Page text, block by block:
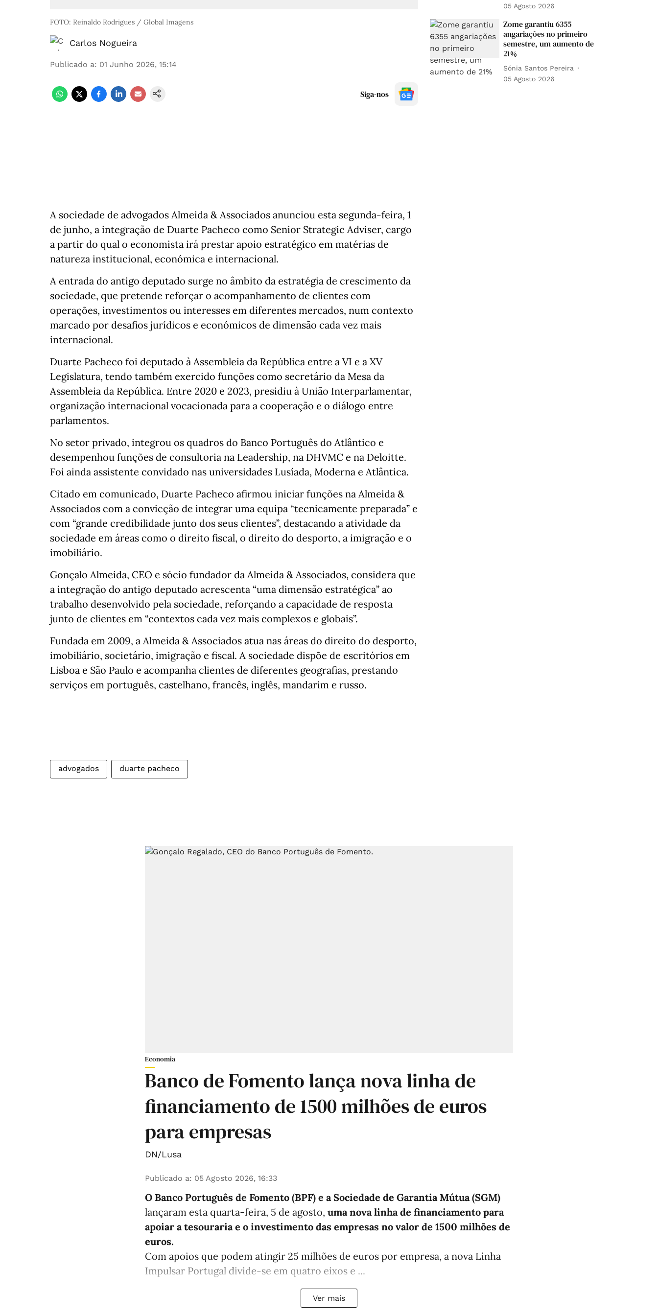
FOTO: Reinaldo Rodrigues / Global Imagens
Carlos Nogueira
Publicado a: 01 Junho 2026, 15:14
Siga-nos
A sociedade de advogados Almeida & Associados anunciou esta segunda-feira, 1
de junho, a integração de Duarte Pacheco como Senior Strategic Adviser, cargo
a partir do qual o economista irá prestar apoio estratégico em matérias de
natureza institucional, económica e internacional.
A entrada do antigo deputado surge no âmbito da estratégia de crescimento da
sociedade, que pretende reforçar o acompanhamento de clientes com
operações, investimentos ou interesses em diferentes mercados, num contexto
marcado por desafios jurídicos e económicos de dimensão cada vez mais
internacional.
Duarte Pacheco foi deputado à Assembleia da República entre a VI e a XV
Legislatura, tendo também exercido funções como secretário da Mesa da
Assembleia da República. Entre 2020 e 2023, presidiu à União Interparlamentar,
organização internacional vocacionada para a cooperação e o diálogo entre
parlamentos.
No setor privado, integrou os quadros do Banco Português do Atlântico e
desempenhou funções de consultoria na Leadership, na DHVMC e na Deloitte.
Foi ainda assistente convidado nas universidades Lusíada, Moderna e Atlântica.
Citado em comunicado, Duarte Pacheco afirmou iniciar funções na Almeida &
Associados com a convicção de integrar uma equipa “tecnicamente preparada” e
com “grande credibilidade junto dos seus clientes”, destacando a atividade da
sociedade em áreas como o direito fiscal, o direito do desporto, a imigração e o
imobiliário.
Gonçalo Almeida, CEO e sócio fundador da Almeida & Associados, considera que
a integração do antigo deputado acrescenta “uma dimensão estratégica” ao
trabalho desenvolvido pela sociedade, reforçando a capacidade de resposta
junto de clientes em “contextos cada vez mais complexos e globais”.
Fundada em 2009, a Almeida & Associados atua nas áreas do direito do desporto,
imobiliário, societário, imigração e fiscal. A sociedade dispõe de escritórios em
Lisboa e São Paulo e acompanha clientes de diferentes geografias, prestando
serviços em português, castelhano, francês, inglês, mandarim e russo.
advogados duarte pacheco
05 Agosto 2026
Zome garantiu 6355
angariações no primeiro
semestre, um aumento de
21%
Sónia Santos Pereira
05 Agosto 2026
Economia
Banco de Fomento lança nova linha de
financiamento de 1500 milhões de euros
para empresas
DN/Lusa
Publicado a: 05 Agosto 2026, 16:33
O Banco Português de Fomento (BPF) e a Sociedade de Garantia Mútua (SGM)
lançaram esta quarta-feira, 5 de agosto, uma nova linha de financiamento para
apoiar a tesouraria e o investimento das empresas no valor de 1500 milhões de
euros.
Com apoios que podem atingir 25 milhões de euros por empresa, a nova Linha
Impulsar Portugal divide-se em quatro eixos e ...
Ver mais